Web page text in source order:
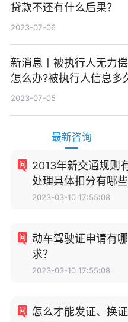
贷款不还有什么后果？
2023-07-06
新消息丨被执行人无力
怎么办?被执行人信息多
消除?
2023-07-05
最新咨询
2013年新交通规则
处理具体扣分有哪些
2023-03-10 17:55:08
动车驾驶证申请有
求？
2023-03-10 17:55:08
怎么才能发证、换证